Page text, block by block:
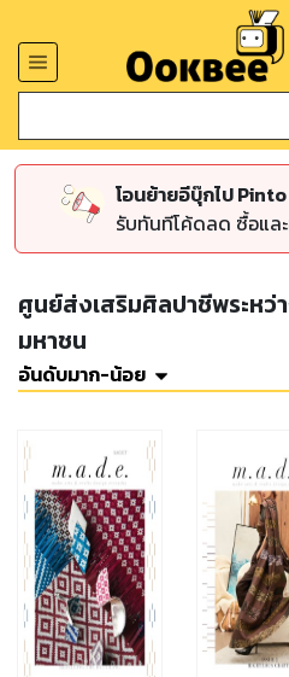
โอนย้ายอีบุ๊กไป
รับทันทีโค้ดลด ซื้อแล
ศูนย์ส่งเสริมศิลปาชีพระหว่
มหาชน
อันดับมาก-น้อย